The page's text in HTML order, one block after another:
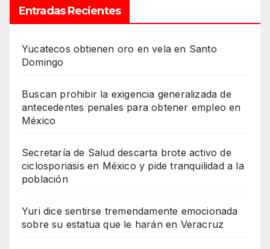
Entradas Recientes
Yucatecos obtienen oro en vela en Santo
Domingo
Buscan prohibir la exigencia generalizada de
antecedentes penales para obtener empleo en
México
Secretaría de Salud descarta brote activo de
ciclosporiasis en México y pide tranquilidad a la
población
Yuri dice sentirse tremendamente emocionada
sobre su estatua que le harán en Veracruz